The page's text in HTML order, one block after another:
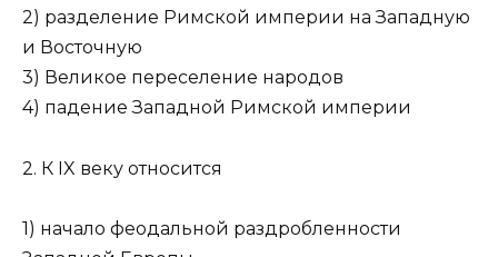
2) разделение Римской империи на Западную
и Восточную
3) Великое переселение народов
4) падение Западной Римской империи
2. К IX веку относится
1) начало феодальной раздробленности